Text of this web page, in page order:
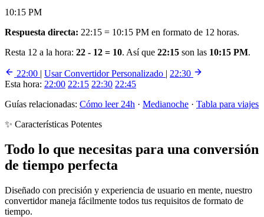
10:15 PM
Respuesta directa: 22:15 = 10:15 PM en formato de 12 horas.
Resta 12 a la hora: 22 - 12 = 10. Así que 22:15 son las 10:15 PM.
22:00 | Usar Convertidor Personalizado | 22:30
Esta hora: 22:00 22:15 22:30 22:45
Guías relacionadas: Cómo leer 24h · Medianoche · Tabla para viajes
✨ Características Potentes
Todo lo que necesitas para una conversión
de tiempo perfecta
Diseñado con precisión y experiencia de usuario en mente, nuestro
convertidor maneja fácilmente todos tus requisitos de formato de
tiempo.